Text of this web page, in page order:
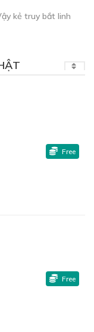
kẻ truy bắt linh
Free
Free